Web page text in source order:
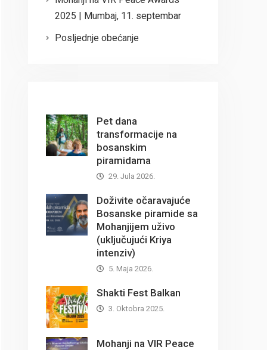
2025 | Mumbaj, 11. septembar
Posljednje obećanje
Pet dana
transformacije na
bosanskim
piramidama
29. Jula 2026.
Doživite očaravajuće
Bosanske piramide sa
Mohanjijem uživo
(uključujući Kriya
intenziv)
5. Maja 2026.
Shakti Fest Balkan
3. Oktobra 2025.
Mohanji na VIR Peace